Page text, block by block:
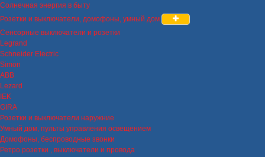
Солнечная энергия в быту
Розетки и выключатели, домофоны, умный дом
Сенсорные выключатели и розетки
Legrand
Schneider Electric
Simon
ABB
Lezard
IEK
GIRA
Розетки и выключатели наружние
Умный дом, пульты управления освещением
Домофоны, беспроводные звонки
Ретро розетки , выключатели и провода